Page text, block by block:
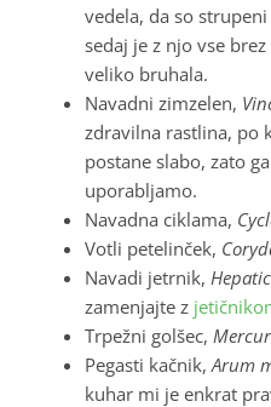
vedela, da so
sedaj je z njo vse
veliko bruhala.
Navadni zimzelen,
zdravilna rastlina, po
postane slabo, zato
uporabljamo.
Navadna ciklama,
Votli petelinček,
Navadi jetrnik,
zamenjajte z
Trpežni golšec,
Pegasti kačnik, Arum
kuhar mi je enkrat